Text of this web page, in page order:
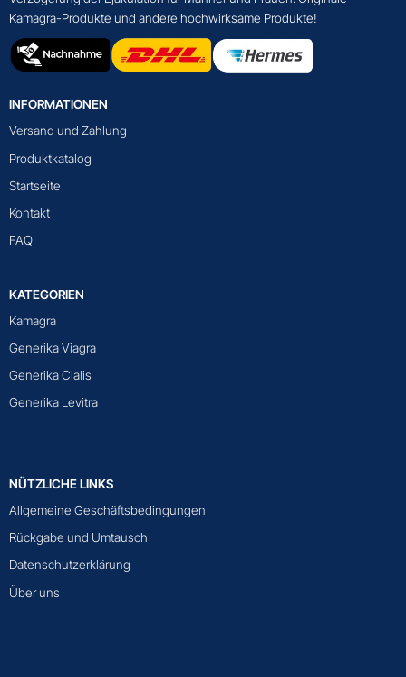
Kamagra-Produkte und andere hochwirksame Produkte!
INFORMATIONEN
Versand und Zahlung
Produktkatalog
Startseite
Kontakt
FAQ
KATEGORIEN
Kamagra
Generika Viagra
Generika Cialis
Generika Levitra
NÜTZLICHE LINKS
Allgemeine Geschäftsbedingungen
Rückgabe und Umtausch
Datenschutzerklärung
Über uns